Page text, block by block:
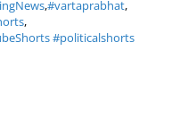
,#vartaprabhat,
,
#politicalshorts